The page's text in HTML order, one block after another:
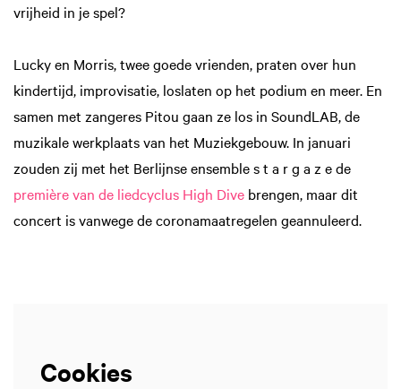
vrijheid in je spel?
Lucky en Morris, twee goede vrienden, praten over hun
kindertijd, improvisatie, loslaten op het podium en meer. En
samen met zangeres Pitou gaan ze los in SoundLAB, de
muzikale werkplaats van het Muziekgebouw. In januari
zouden zij met het Berlijnse ensemble s t a r g a z e de
première van de liedcyclus High Dive brengen, maar dit
concert is vanwege de coronamaatregelen geannuleerd.
Cookies